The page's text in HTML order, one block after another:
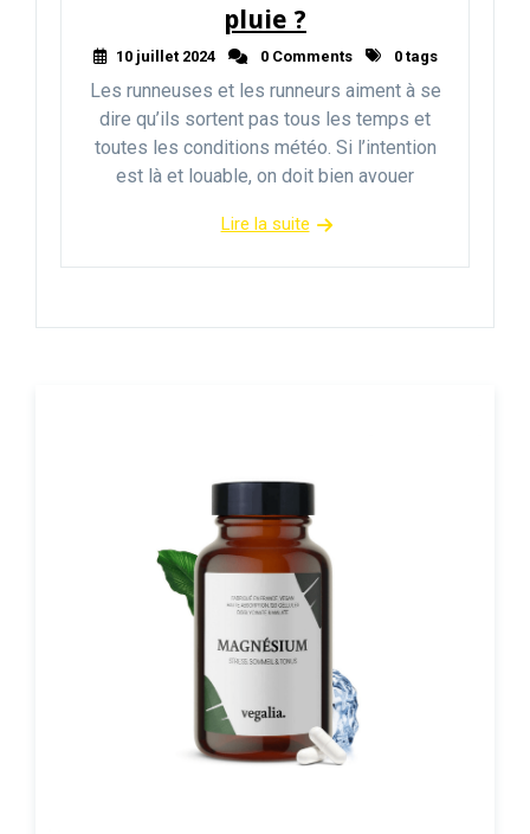
pluie ?
10 juillet 2024 0 Comments 0 tags
Les runneuses et les runneurs aiment à se
dire qu’ils sortent pas tous les temps et
toutes les conditions météo. Si l’intention
est là et louable, on doit bien avouer
Lire la suite